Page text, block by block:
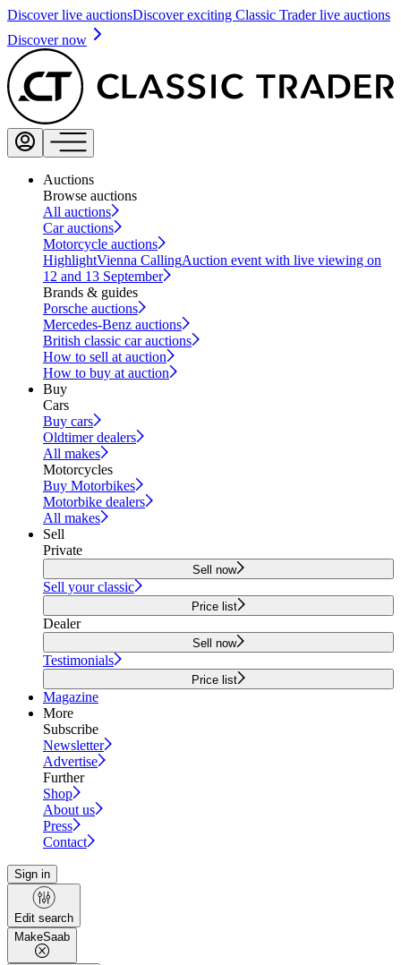
Discover live auctionsDiscover exciting Classic Trader live auctions
Discover now
Auctions
Browse auctions
All auctions
Car auctions
Motorcycle auctions
HighlightVienna CallingAuction event with live viewing on
12 and 13 September
Brands & guides
Porsche auctions
Mercedes-Benz auctions
British classic car auctions
How to sell at auction
How to buy at auction
Buy
Cars
Buy cars
Oldtimer dealers
All makes
Motorcycles
Buy Motorbikes
Motorbike dealers
All makes
Sell
Private
Sell now
Sell your classic
Price list
Dealer
Sell now
Testimonials
Price list
Magazine
More
Subscribe
Newsletter
Advertise
Further
Shop
About us
Press
Contact
Sign in
Edit search
MakeSaab